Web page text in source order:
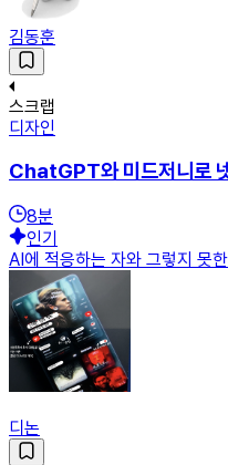
김동훈
스크랩
디자인
ChatGPT와 미드저니로
8분
인기
AI에 적응하는 자와 그렇지 못
디논